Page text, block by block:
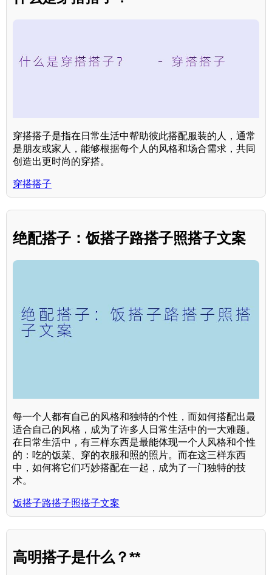
穿搭搭子是指在日常生活中帮助彼此搭配服装的人，通常
是朋友或家人，能够根据每个人的风格和场合需求，共同
创造出更时尚的穿搭。
穿搭搭子
绝配搭子：饭搭子路搭子照搭子文案
每一个人都有自己的风格和独特的个性，而如何搭配出最
适合自己的风格，成为了许多人日常生活中的一大难题。
在日常生活中，有三样东西是最能体现一个人风格和个性
的：吃的饭菜、穿的衣服和照的照片。而在这三样东西
中，如何将它们巧妙搭配在一起，成为了一门独特的技
术。
饭搭子路搭子照搭子文案
高明搭子是什么？**